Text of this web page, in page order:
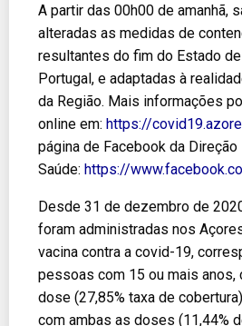
A partir das 00h00 de amanhã,
alteradas as medidas de
resultantes do fim do Estado
Portugal, e adaptadas à
da Região. Mais informações
online em: https://
página de Facebook da Direção
Saúde: https://
Desde 31 de dezembro de
foram administradas nos
vacina contra a covid-19,
pessoas com 15 ou mais anos,
dose (27,85% taxa de
com ambas as doses (11,44%